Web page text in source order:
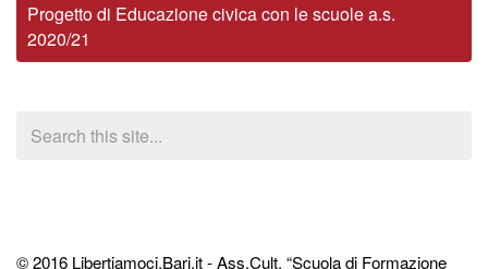
Progetto di Educazione civica con le scuole a.s.
2020/21
© 2016 Libertiamoci.Bari.it - Ass.Cult. “Scuola di Formazione